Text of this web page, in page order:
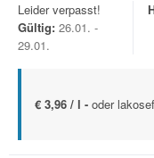
Leider verpasst!
Gültig: 26.01. -
29.01.
€ 3,96 / l - oder